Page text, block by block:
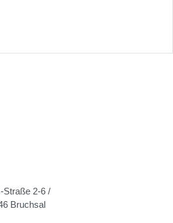
Straße 2-6 /
Bruchsal